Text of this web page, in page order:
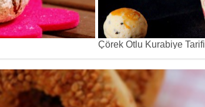
Çörek Otlu Kurabiye Tarifi